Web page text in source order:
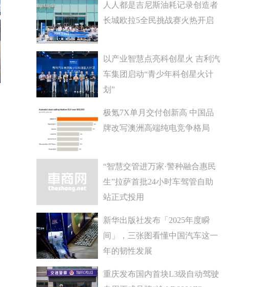
人人都是吉尼斯油耗记录创造者
长城欧拉5全民挑战赛火热开启
以产业智慧点亮科创星火 吉利汽
车集团启动“青少年科创星火计
划”
极氪7X单月交付创新高 中国品
牌改写澳洲高端纯电竞争格局
“智慧交管进万家·警种融合惠民
生”拉萨首批24小时车驾管自助
站正式投用
新华出版社发布「2025年度瞬
间」，三张图看懂中国汽车这一
年的韧性发展
重庆发布国内首块L3级自动驾驶